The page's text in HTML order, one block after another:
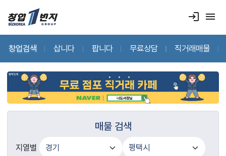
login menu
창업검색 삽니다 팝니다 무료상담 직거래매물
매물 검색
지열별